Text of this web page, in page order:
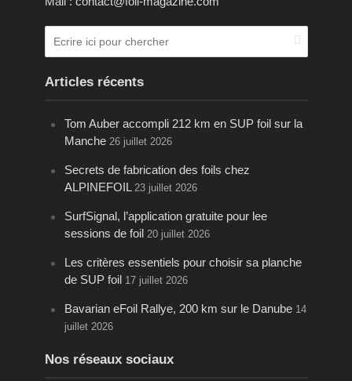
Articles récents
Tom Auber accompli 212 km en SUP foil sur la
Manche 26 juillet 2026
Secrets de fabrication des foils chez
ALPINEFOIL 23 juillet 2026
SurfSignal, l’application gratuite pour lee
sessions de foil 20 juillet 2026
Les critères essentiels pour choisir sa planche
de SUP foil 17 juillet 2026
Bavarian eFoil Rallye, 200 km sur le Danube 14
juillet 2026
Nos réseaux sociaux